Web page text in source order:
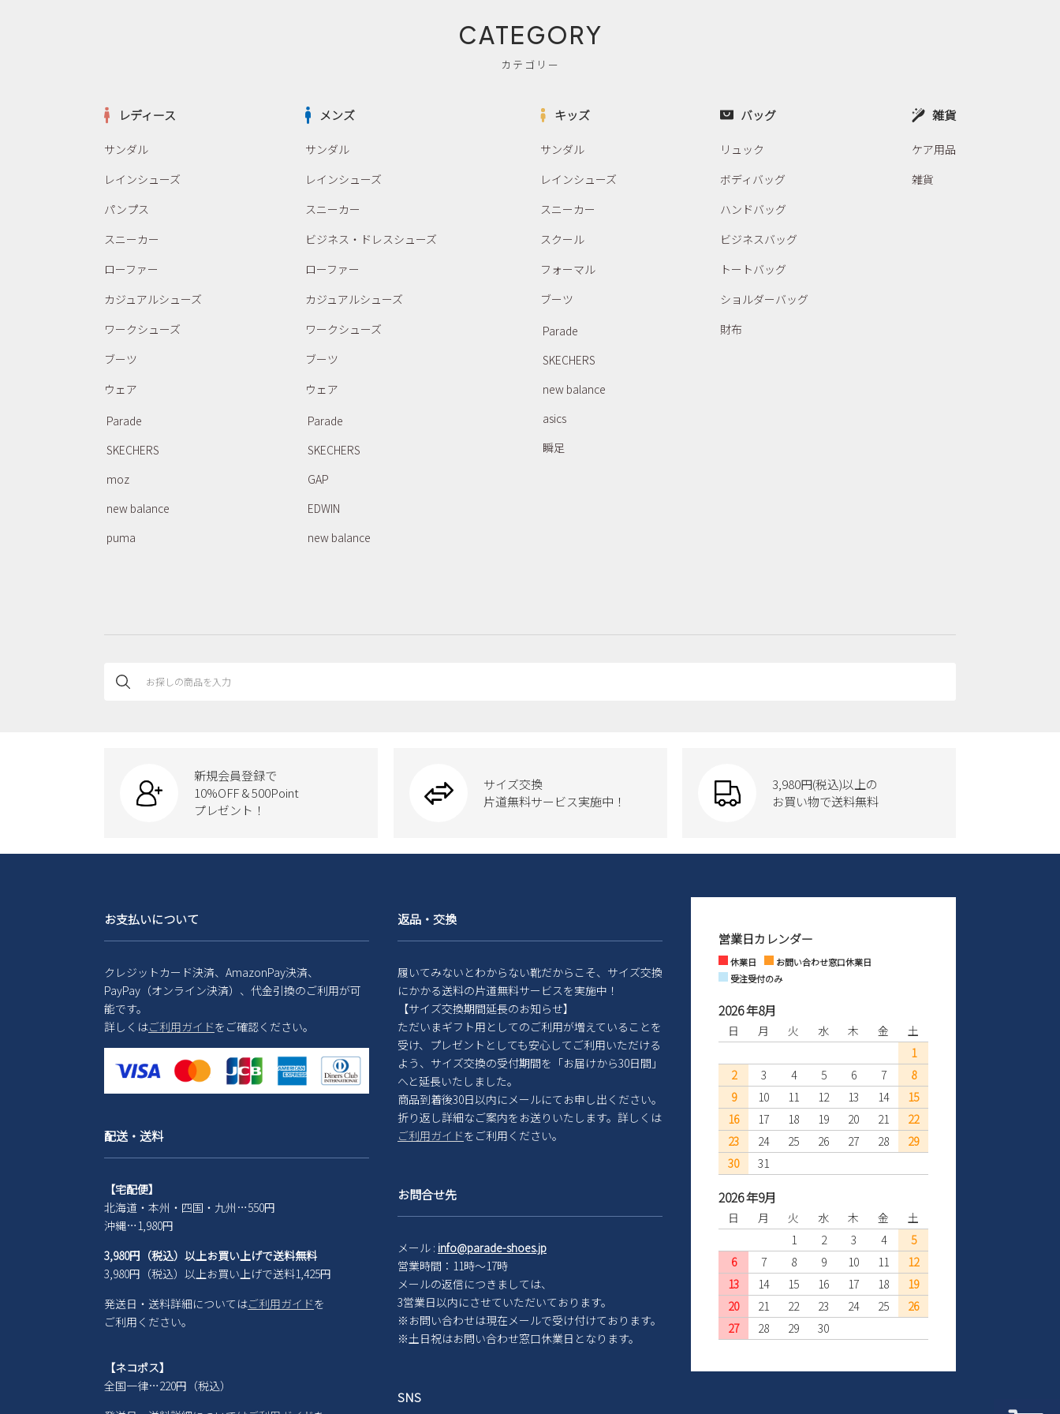
CATEGORY
カテゴリー
レディース
サンダル
レインシューズ
パンプス
スニーカー
ローファー
カジュアルシューズ
ワークシューズ
ブーツ
ウェア
Parade
SKECHERS
moz
new balance
puma
メンズ
サンダル
レインシューズ
スニーカー
ビジネス・ドレスシューズ
ローファー
カジュアルシューズ
ワークシューズ
ブーツ
ウェア
Parade
SKECHERS
GAP
EDWIN
new balance
キッズ
サンダル
レインシューズ
スニーカー
スクール
フォーマル
ブーツ
Parade
SKECHERS
new balance
asics
瞬足
バッグ
リュック
ボディバッグ
ハンドバッグ
ビジネスバッグ
トートバッグ
ショルダーバッグ
財布
雑貨
ケア用品
雑貨
新規会員登録で
10%OFF & 500Point
プレゼント！
サイズ交換
片道無料サービス実施中！
3,980円(税込)以上の
お買い物で送料無料
お支払いについて
クレジットカード決済、AmazonPay決済、
PayPay（オンライン決済）、代金引換のご利用が可
能です。
詳しくはご利用ガイドをご確認ください。
配送・送料
【宅配便】
北海道・本州・四国・九州…550円
沖縄…1,980円
3,980円（税込）以上お買い上げで送料無料
3,980円（税込）以上お買い上げで送料1,425円
発送日・送料詳細についてはご利用ガイドを
ご利用ください。
【ネコポス】
全国一律…220円（税込）
返品・交換
履いてみないとわからない靴だからこそ、サイズ交換
にかかる送料の片道無料サービスを実施中！
【サイズ交換期間延長のお知らせ】
ただいまギフト用としてのご利用が増えていることを
受け、プレゼントとしても安心してご利用いただける
よう、サイズ交換の受付期間を「お届けから30日間」
へと延長いたしました。
商品到着後30日以内にメールにてお申し出ください。
折り返し詳細なご案内をお送りいたします。詳しくは
ご利用ガイドをご利用ください。
お問合せ先
メール : info@parade-shoes.jp
営業時間：11時～17時
メールの返信につきましては、
3営業日以内にさせていただいております。
※お問い合わせは現在メールで受け付けております。
※土日祝はお問い合わせ窓口休業日となります。
SNS
営業日カレンダー
休業日
お問い合わせ窓口休業日
受注受付のみ
2026 年8月
日 月 火 水 木 金
土
1
2
3 4 5 6 7
8
9
10 11 12 13 14
15
16
17 18 19 20 21
22
23
24 25 26 27 28
29
30
31
2026 年9月
日 月 火 水 木 金
土
1
2 3 4
5
6
7 8 9 10 11
12
13
14 15 16 17 18
19
20
21 22 23 24 25
26
27
28 29 30